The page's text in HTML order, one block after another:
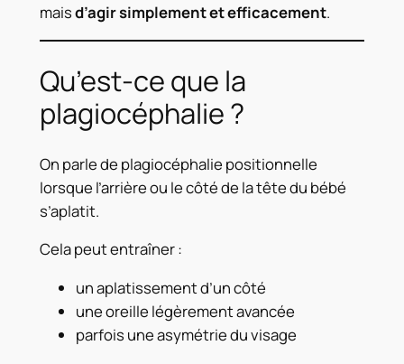
maisd’agir simplement et efficacement.
Qu’est-ce que la
plagiocéphalie ?
On parle de plagiocéphalie positionnelle
lorsque l’arrière ou le côté de la tête du bébé
s’aplatit.
Cela peut entraîner :
un aplatissement d’un côté
une oreille légèrement avancée
parfois une asymétrie du visage